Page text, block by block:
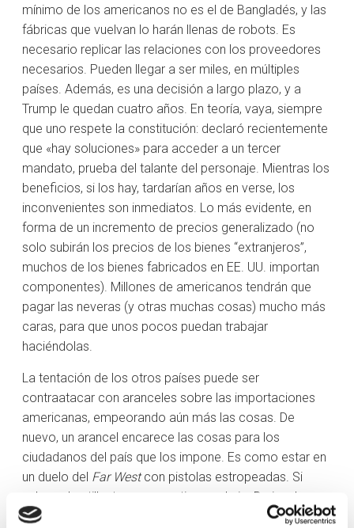
mínimo de los americanos no es el de Bangladés, y las
fábricas que vuelvan lo harán llenas de robots. Es
necesario replicar las relaciones con los proveedores
necesarios. Pueden llegar a ser miles, en múltiples
países. Además, es una decisión a largo plazo, y a
Trump le quedan cuatro años. En teoría, vaya, siempre
que uno respete la constitución: declaró recientemente
que «hay soluciones» para acceder a un tercer
mandato, prueba del talante del personaje. Mientras los
beneficios, si los hay, tardarían años en verse, los
inconvenientes son inmediatos. Lo más evidente, en
forma de un incremento de precios generalizado (no
solo subirán los precios de los bienes “extranjeros”,
muchos de los bienes fabricados en EE. UU. importan
componentes). Millones de americanos tendrán que
pagar las neveras (y otras muchas cosas) mucho más
caras, para que unos pocos puedan trabajar
haciéndolas.
La tentación de los otros países puede ser
contraatacar con aranceles sobre las importaciones
americanas, empeorando aún más las cosas. De
nuevo, un arancel encarece las cosas para los
ciudadanos del país que los impone. Es como estar en
un duelo del Far Westcon pistolas estropeadas. Si
pulsas el gatillo, te pegas un tiro en el pie. Da igual que
el otro te esté apuntando antes de disparar. No te hace